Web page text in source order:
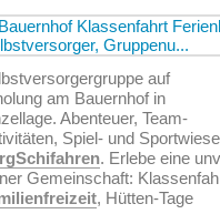
auf
am Bauernhof in
Abenteuer, Team-
Spiel- und
. Erlebe eine
Gemeinschaft:
, Hütten-Tage